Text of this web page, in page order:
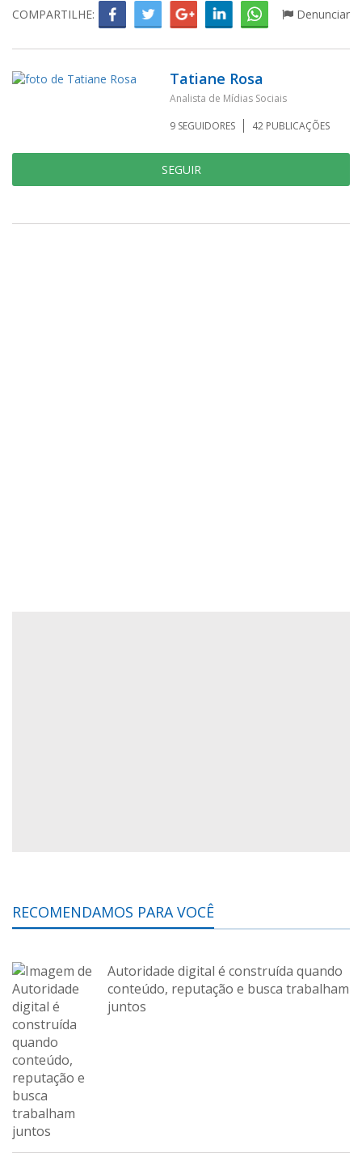
COMPARTILHE: Denunciar
Tatiane Rosa
Analista de Mídias Sociais
9 SEGUIDORES 42 PUBLICAÇÕES
SEGUIR
RECOMENDAMOS PARA VOCÊ
Autoridade digital é construída quando
conteúdo, reputação e busca trabalham
juntos